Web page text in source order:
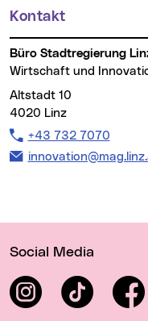
Kontakt
Büro Stadtregierung
Wirtschaft und
Altstadt 10
4020 Linz
Telefon:
+43 732 7070
E-Mail Adresse:
Social Media
InstagramTikTok